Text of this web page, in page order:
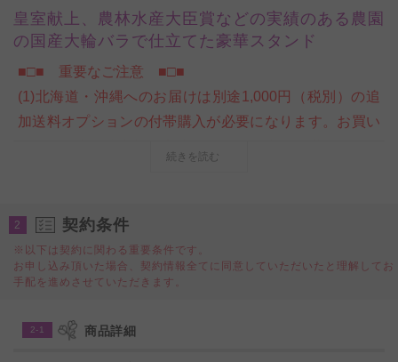
皇室献上、農林水産大臣賞などの実績のある農園
の国産大輪バラで仕立てた豪華スタンド
■□■ 重要なご注意 ■□■
(1)北海道・沖縄へのお届けは別途1,000円（税別）の追
加送料オプションの付帯購入が必要になります。お買い
の追加変更をさせていただきます。
皇室献上実績のある農園で生産した新鮮なバラを利用、
フを編んで作ったお洒落なスクエアタイプの脚に仕立て
続きを読む
2 契約条件
※以下は契約に関わる重要条件です。
お申し込み頂いた場合、契約情報全てに同意していただいたと理解してお
手配を進めさせていただきます。
2-1 商品詳細